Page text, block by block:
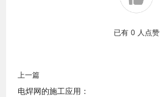
已有 0 人点赞
上一篇
电焊网的施工应用：